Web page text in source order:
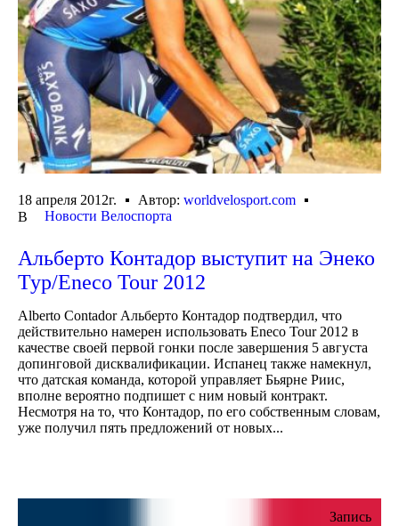
18 апреля 2012г. Автор: worldvelosport.com
В
Новости Велоспорта
Альберто Контадор выступит на Энеко
Тур/Eneco Tour 2012
Alberto Contador Альберто Контадор подтвердил, что
действительно намерен использовать Eneco Tour 2012 в
качестве своей первой гонки после завершения 5 августа
допинговой дисквалификации. Испанец также намекнул,
что датская команда, которой управляет Бьярне Риис,
вполне вероятно подпишет с ним новый контракт.
Несмотря на то, что Контадор, по его собственным словам,
уже получил пять предложений от новых...
Запись